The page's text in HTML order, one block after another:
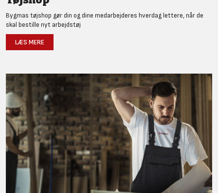
Bygmas tøjshop gør din og dine medarbejderes hverdag lettere, når de
skal bestille nyt arbejdstøj
LÆS MERE